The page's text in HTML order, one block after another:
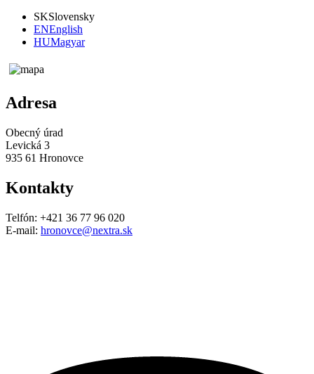
SKSlovensky
ENEnglish
HUMagyar
Adresa
Obecný úrad
Levická 3
935 61 Hronovce
Kontakty
Telfón: +421 36 77 96 020
E-mail: hronovce@nextra.sk